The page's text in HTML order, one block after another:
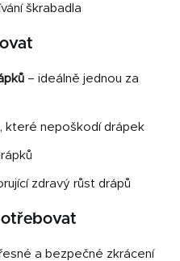
škrabadla
– ideálně jednou za
které nepoškodí drápek
zdravý růst drápů
a bezpečné zkrácení